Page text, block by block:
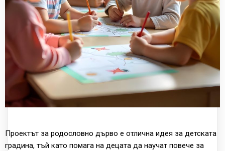
Проектът за родословно дърво е отлична идея за детската
градина, тъй като помага на децата да научат повече за